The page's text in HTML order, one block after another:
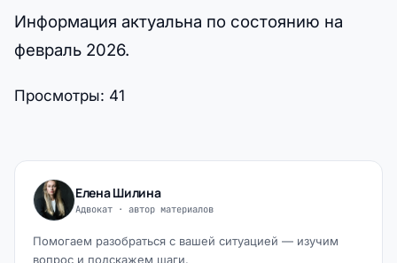
Информация актуальна по состоянию на
февраль 2026.
Просмотры: 41
Елена Шилина
Адвокат · автор материалов
Помогаем разобраться с вашей ситуацией — изучим
вопрос и подскажем шаги.